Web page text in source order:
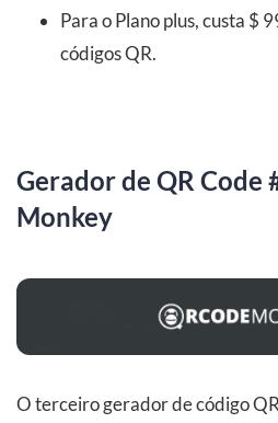
Para o Plano plus, custa $
códigos QR.
Gerador de QR Code
Monkey
O terceiro gerador de código